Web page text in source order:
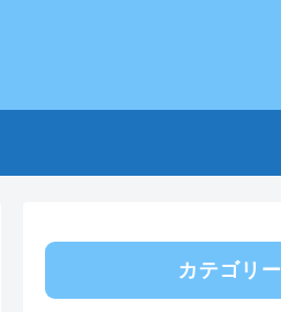
カテゴリー